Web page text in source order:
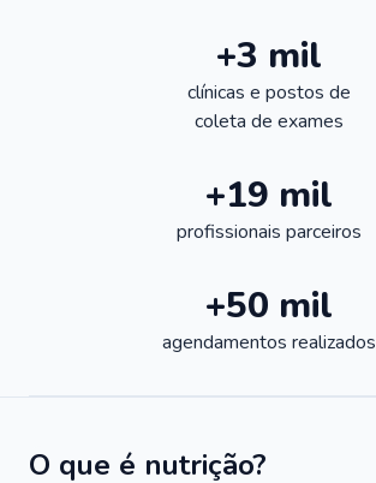
+3 mil
clínicas e postos de
coleta de exames
+19 mil
profissionais parceiros
+50 mil
agendamentos realizados
O que é nutrição?